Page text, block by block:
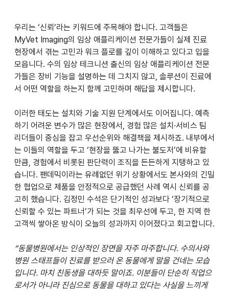
우리는 ‘신뢰’라는 키워드에 주목해야 합니다. 고객들은
MyVet Imaging의 임상 애플리케이션 전문가들이 실제 진료
현장에서 겪는 고민과 워크 플로를 깊이 이해하고 있다고 입을
모읍니다. 수의 임상 테크니션 출신의 임상 애플리케이션 전문
가들은 장비 기능을 설명하는 데 그치지 않고, 솔루션이 진료에
서 어떤 역할을 하는지 함께 고민하며 해답을 제시합니다.
이러한 태도는 설치와 기술 지원 단계에서도 이어집니다. 예측
하기 어려운 변수가 많은 현장에서, 경험 많은 설치·서비스 팀
리더들이 중심을 잡고 우선순위와 해결책을 제시하죠. 내부에서
는 이들의 역할을 두고 ‘현장을 뚫고 나가는 불도저’에 비유할
만큼, 경험에서 비롯된 판단력이 조직을 든든하게 지탱하고 있
습니다. 팬데믹이라는 유례없던 위기 상황에서도 본사와의 긴밀
한 협업으로 제품을 안정적으로 공급했던 사례 역시 신뢰를 공
고히 했습니다. 김정민 수석은 단기적인 성과보다 ‘장기적으로
신뢰할 수 있는 파트너’가 되는 것을 최우선에 두고, 한 지역 한
고객씩 쌓아온 방식이 오늘의 성과까지 이어졌다고 회고합니다.
“동물병원에서는 인상적인 장면을 자주 마주합니다. 수의사와
병원 스태프들이 진료를 받으러 온 동물에게 말을 건네는 모습
입니다. 마치 친동생을 대하듯 말이죠. 이분들이 단순히 직업으
로서가 아니라 진심으로 동물을 대하고 있다는 사실을 느끼게